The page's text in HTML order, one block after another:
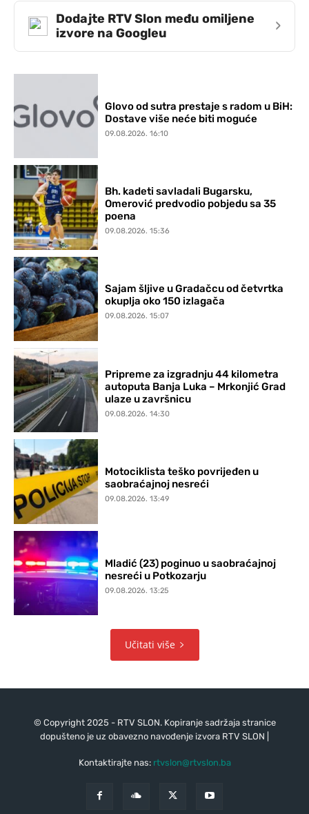
Dodajte RTV Slon među omiljene
izvore na Googleu
›
Glovo od sutra prestaje s radom u BiH:
Dostave više neće biti moguće
09.08.2026. 16:10
Bh. kadeti savladali Bugarsku,
Omerović predvodio pobjedu sa 35
poena
09.08.2026. 15:36
Sajam šljive u Gradačcu od četvrtka
okuplja oko 150 izlagača
09.08.2026. 15:07
Pripreme za izgradnju 44 kilometra
autoputa Banja Luka – Mrkonjić Grad
ulaze u završnicu
09.08.2026. 14:30
Motociklista teško povrijeđen u
saobraćajnoj nesreći
09.08.2026. 13:49
Mladić (23) poginuo u saobraćajnoj
nesreći u Potkozarju
09.08.2026. 13:25
Učitati više
© Copyright 2025 - RTV SLON. Kopiranje sadržaja stranice
dopušteno je uz obavezno navođenje izvora RTV SLON |
Kontaktirajte nas: rtvslon@rtvslon.ba